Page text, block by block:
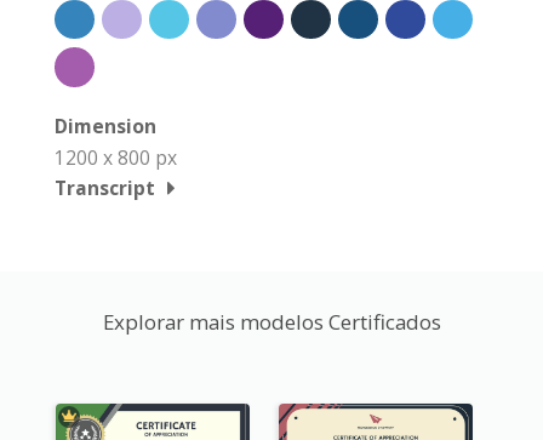
Dimension
1200 x 800 px
Transcript
Explorar mais modelos Certificados